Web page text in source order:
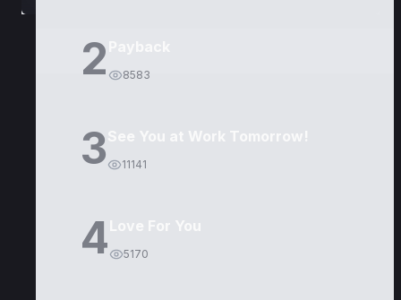
2 8583
3 11141
4 5170